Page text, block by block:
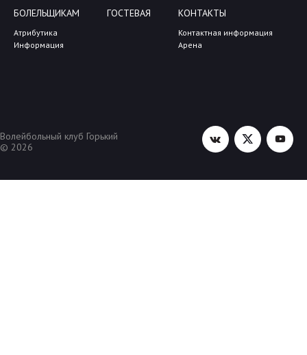
БОЛЕЛЬЩИКАМ
Атрибутика
Информация
ГОСТЕВАЯ КОНТАКТЫ
Контактная информация
Арена
Волейбольный клуб Горький
© 2026